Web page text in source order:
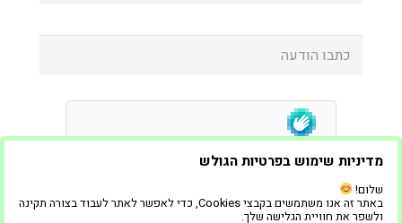
מדיניות שימוש בפרטיות הגולש
שלום!
באתר זה אנו משתמשים בקבצי Cookies, כדי לאפשר לאתר לעבוד בצורה תקינה
ולשפר את חוויית הגלישה שלך.